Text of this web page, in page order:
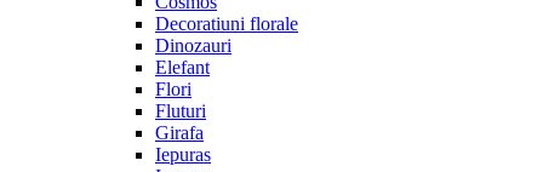
Decoratiuni florale
Dinozauri
Elefant
Flori
Fluturi
Girafa
Iepuras